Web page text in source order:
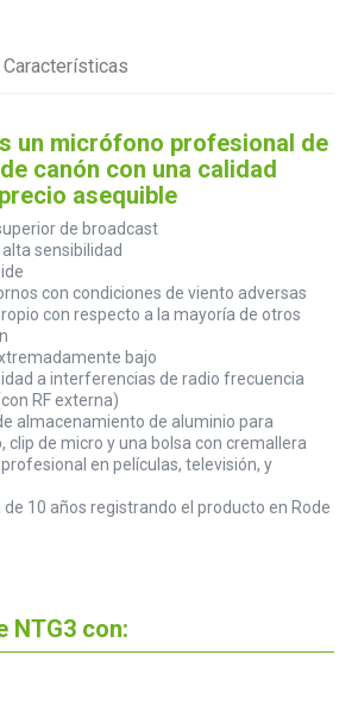
Características
un micrófono profesional de
canón con una calidad
asequible
de broadcast
sensibilidad
con condiciones de viento adversas
con respecto a la mayoría de otros
bajo
a interferencias de radio frecuencia
RF externa)
almacenamiento de aluminio para
clip de micro y una bolsa con cremallera
en películas, televisión, y
10 años registrando el producto en Rode
NTG3 con: